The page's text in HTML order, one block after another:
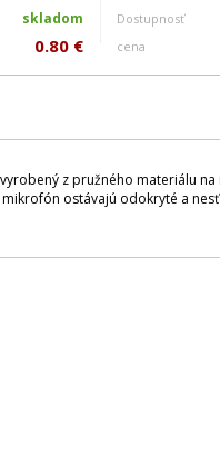
skladom
0.80 €
Dostupnosť
cena
z pružného materiálu
ostávajú odokryté a